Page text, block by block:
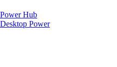
Hub
Power